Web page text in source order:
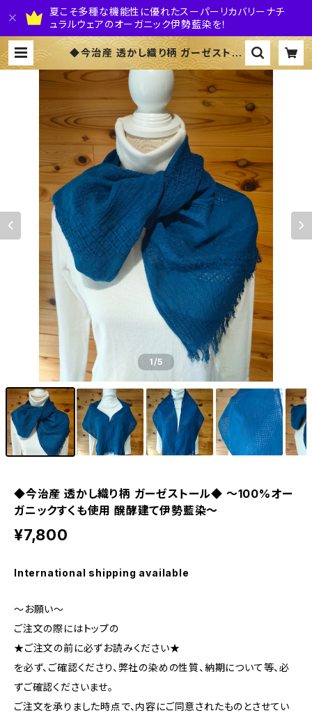
夏こそ多種な機能性に優れたスーパーリカバリーナチ
ュラルウェアのオーガニック伊勢藍染を！
◆今治産 透かし織り柄 ガーゼストー
ル◆ ～100%オーガニックすくも使用
醗酵建て伊勢藍染～ | 株式会社 伊勢
藍JAPAN
1/5
◆今治産 透かし織り柄 ガーゼストール◆ ～100%オー
ガニックすくも使用 醗酵建て伊勢藍染～
¥7,800
International shipping available
～お願い～
ご注文の際にはトップの
★ご注文の前に必ずお読みください★
を必ず、ご確認くださり、弊社の染めの性質、納期について等、必
ずご確認くださいませ。
ご注文を承りました時点で、内容にご同意されたものとさせてい